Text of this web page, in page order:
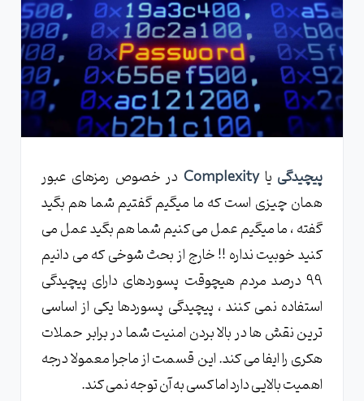
پیچیدگی یاComplexityدر خصوص رمزهای عبور
همان چیزی است که ما میگیم گفتیم شما هم بگید
گفته ، ما میگیم عمل می کنیم شما هم بگید عمل می
کنید خوبیت نداره !! خارج از بحث شوخی که می دانیم
99 درصد مردم هیچوقت پسوردهای دارای پیچیدگی
استفاده نمی کنند ، پیچیدگی پسوردها یکی از اساسی
ترین نقش ها در بالا بردن امنیت شما در برابر حملات
هکری را ایفا می کند. این قسمت از ماجرا معمولا درجه
اهمیت بالایی دارد اما کسی به آن توجه نمی کند.